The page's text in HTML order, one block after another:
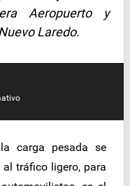
Aeropuerto y
Laredo.
carga pesada se
tráfico ligero, para